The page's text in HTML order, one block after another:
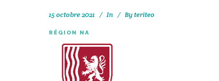
15 octobre 2021 In Byteriteo
RÉGION NA